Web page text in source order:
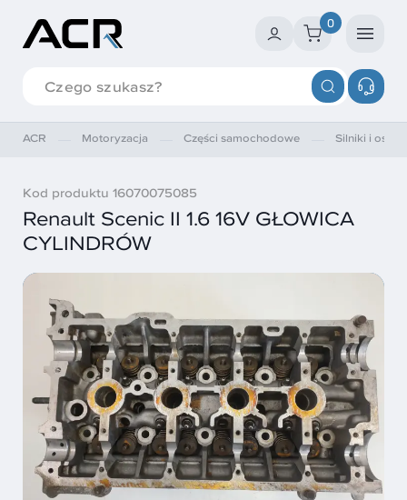
0
ACR Motoryzacja Części samochodowe Silniki i
Kod produktu 16070075085
Renault Scenic II 1.6 16V GŁOWICA
CYLINDRÓW